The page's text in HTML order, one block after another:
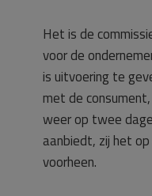
Het is de
voor de
is uitvoering te
met de
weer op twee
aanbiedt, zij het
voorheen.